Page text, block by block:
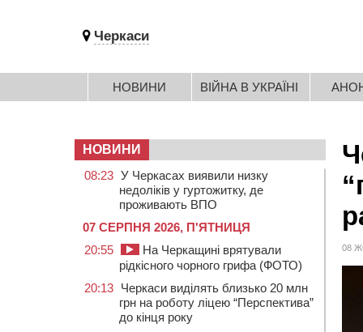
Черкаси
НОВИНИ ВІЙНА В УКРАЇНІ
08
НОВИНИ
08:23 У Черкасах виявили низку
недоліків у гуртожитку, де
проживають ВПО
07 СЕРПНЯ 2026, П'ЯТНИЦЯ
20:55
На Черкащині врятували
рідкісного чорного грифа (ФОТО)
20:13 Черкаси виділять близько 20 млн
грн на роботу ліцею “Перспектива”
до кінця року